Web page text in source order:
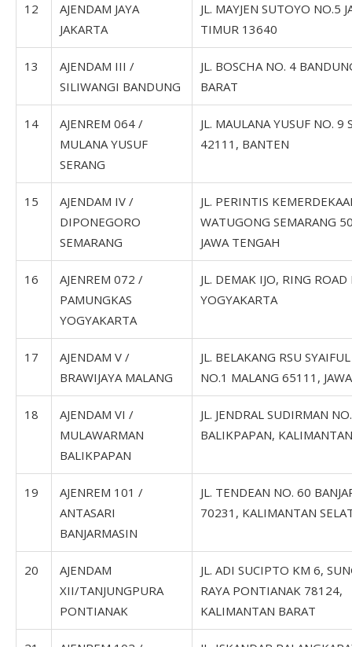
12
AJENDAM JAYA
JAKARTA
JL. MAYJEN SUTOYO NO.5
TIMUR 13640
13
AJENDAM III /
SILIWANGI BANDUNG
JL. BOSCHA NO. 4
BARAT
14
AJENREM 064 /
MULANA YUSUF
SERANG
JL. MAULANA YUSUF NO. 9
42111, BANTEN
15
AJENDAM IV /
DIPONEGORO
SEMARANG
JL. PERINTIS
WATUGONG SEMARANG
JAWA TENGAH
16
AJENREM 072 /
PAMUNGKAS
YOGYAKARTA
JL. DEMAK IJO, RING ROAD
YOGYAKARTA
17
AJENDAM V /
BRAWIJAYA MALANG
JL. BELAKANG RSU
NO.1 MALANG 65111,
18
AJENDAM VI /
MULAWARMAN
BALIKPAPAN
JL. JENDRAL SUDIRMAN
BALIKPAPAN,
19
AJENREM 101 /
ANTASARI
BANJARMASIN
JL. TENDEAN NO. 60
70231, KALIMANTAN
20
AJENDAM
XII/TANJUNGPURA
PONTIANAK
JL. ADI SUCIPTO KM 6,
RAYA PONTIANAK 78124,
KALIMANTAN BARAT